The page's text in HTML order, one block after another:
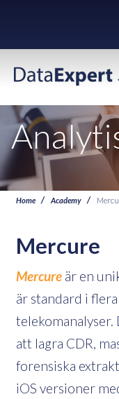
Home Academy
Mercure
Mercure är en
är standard i
att lagra CDR,
forensiska
iOS versioner